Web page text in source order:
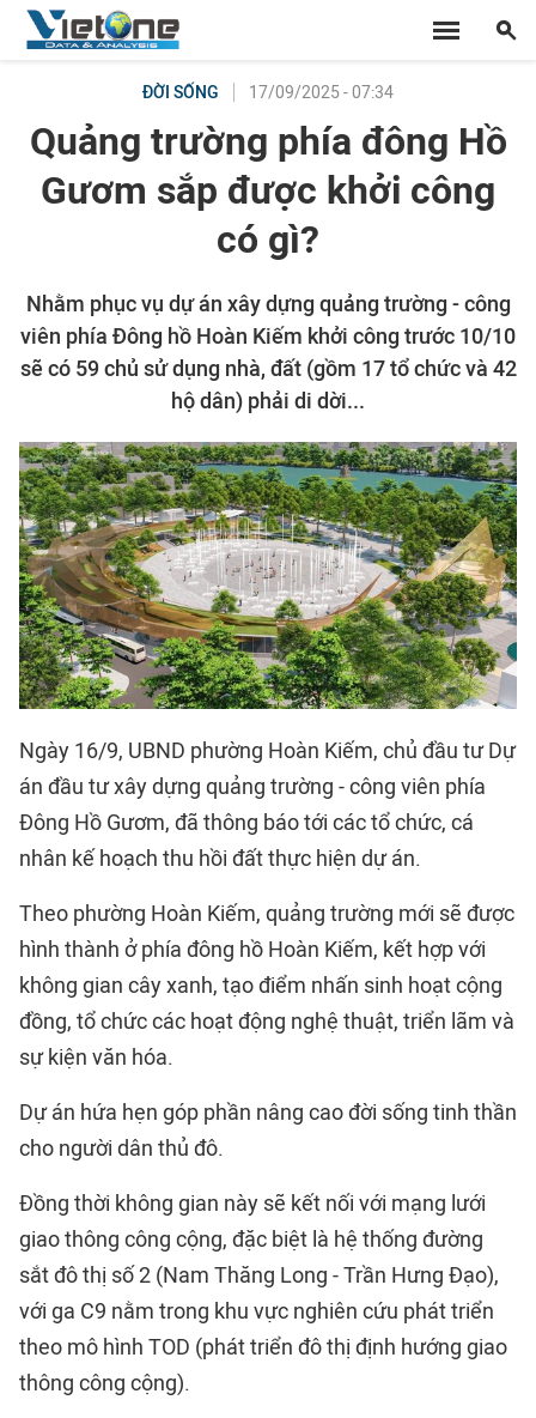
ĐỜI SỐNG 17/09/2025 - 07:34
Quảng trường phía đông Hồ
Gươm sắp được khởi công
có gì?
Nhằm phục vụ dự án xây dựng quảng trường - công
viên phía Đông hồ Hoàn Kiếm khởi công trước 10/10
sẽ có 59 chủ sử dụng nhà, đất (gồm 17 tổ chức và 42
hộ dân) phải di dời...
Ngày 16/9, UBND phường Hoàn Kiếm, chủ đầu tư Dự
án đầu tư xây dựng quảng trường - công viên phía
Đông Hồ Gươm, đã thông báo tới các tổ chức, cá
nhân kế hoạch thu hồi đất thực hiện dự án.
Theo phường Hoàn Kiếm, quảng trường mới sẽ được
hình thành ở phía đông hồ Hoàn Kiếm, kết hợp với
không gian cây xanh, tạo điểm nhấn sinh hoạt cộng
đồng, tổ chức các hoạt động nghệ thuật, triển lãm và
sự kiện văn hóa.
Dự án hứa hẹn góp phần nâng cao đời sống tinh thần
cho người dân thủ đô.
Đồng thời không gian này sẽ kết nối với mạng lưới
giao thông công cộng, đặc biệt là hệ thống đường
sắt đô thị số 2 (Nam Thăng Long - Trần Hưng Đạo),
với ga C9 nằm trong khu vực nghiên cứu phát triển
theo mô hình TOD (phát triển đô thị định hướng giao
thông công cộng).